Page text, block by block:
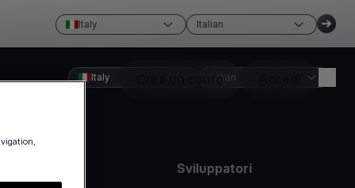
Italy Italian
Crea un conto
Italy Italian
Sviluppatori